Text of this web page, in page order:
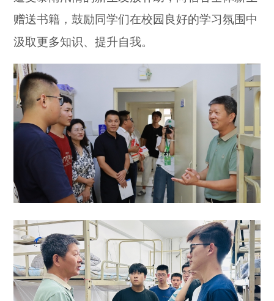
赠送书籍，鼓励同学们在校园良好的学习氛围中
汲取更多知识、 提升自我。